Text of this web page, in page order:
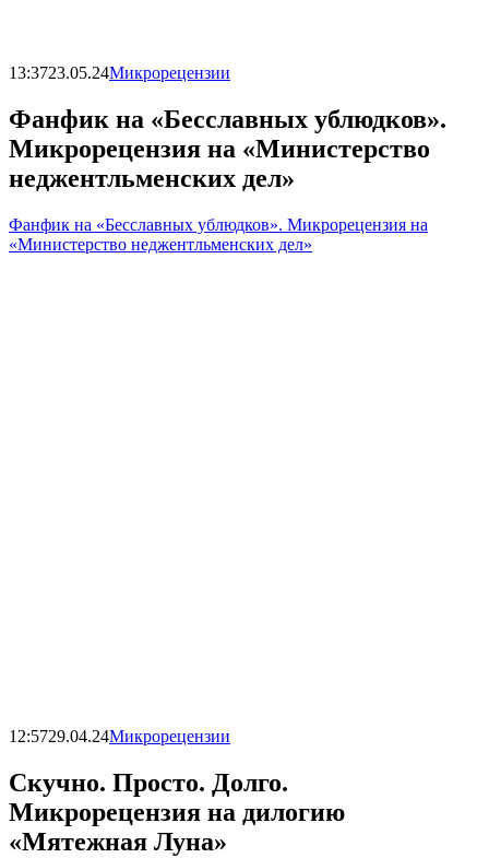
13:3723.05.24Микрорецензии
Фанфик на «Бесславных ублюдков».
Микрорецензия на «Министерство
неджентльменских дел»
Фанфик на «Бесславных ублюдков». Микрорецензия на
«Министерство неджентльменских дел»
12:5729.04.24Микрорецензии
Скучно. Просто. Долго.
Микрорецензия на дилогию
«Мятежная Луна»